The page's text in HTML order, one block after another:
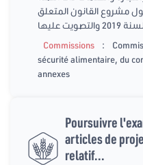
مشروع القانون المتعلق
Commissions
:
sécurité alimentaire, du
annexes
Poursuivre
articles de
relatif...